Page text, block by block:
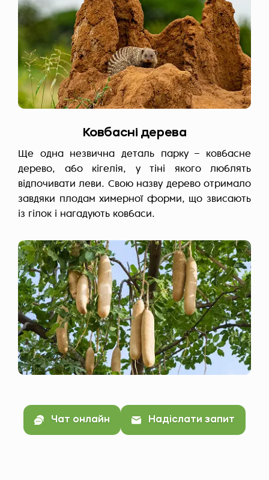
Ковбасні дерева
Ще одна незвична деталь парку – ковбасне
дерево, або кігелія, у тіні якого люблять
відпочивати леви. Свою назву дерево отримало
завдяки плодам химерної форми, що звисають
із гілок і нагадують ковбаси.
Чат онлайн Надіслати запит